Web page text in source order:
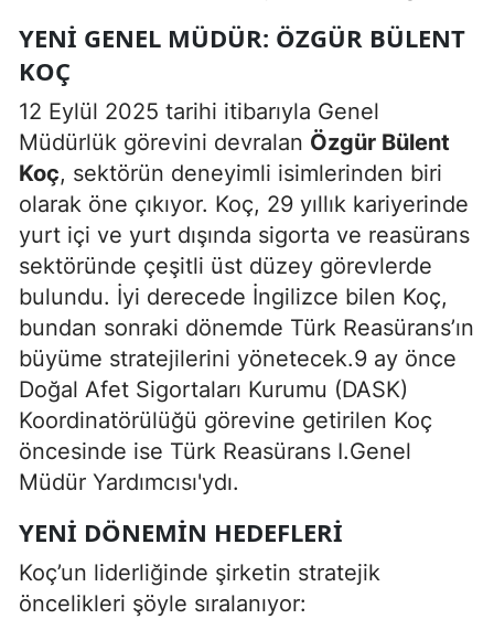
YENI GENEL MÜDÜR: ÖZGÜR BÜLENT
KOÇ
12 Eylül 2025 tarihi itibarıyla Genel
Müdürlük görevini devralan Özgür Bülent
Koç, sektörün deneyimli isimlerinden biri
olarak öne çıkıyor. Koç, 29 yıllık kariyerinde
yurt içi ve yurt dışında sigorta ve reasürans
sektöründe çeşitli üst düzey görevlerde
bulundu. İyi derecede İngilizce bilen Koç,
bundan sonraki dönemde Türk Reasürans’ın
büyüme stratejilerini yönetecek.9 ay önce
Doğal Afet Sigortaları Kurumu (DASK)
Koordinatörülüğü görevine getirilen Koç
öncesinde ise Türk Reasürans I.Genel
Müdür Yardımcısı'ydı.
YENI DÖNEMIN HEDEFLERI
Koç’un liderliğinde şirketin stratejik
öncelikleri şöyle sıralanıyor: